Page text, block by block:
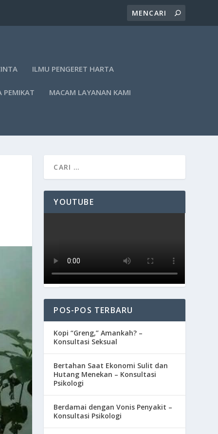
ILMU PENGERET HARTA
PEMIKAT MACAM LAYANAN KAMI
YOUTUBE
POS-POS TERBARU
Kopi “Greng,” Amankah? –
Konsultasi Seksual
Bertahan Saat Ekonomi Sulit dan
Hutang Menekan – Konsultasi
Psikologi
Berdamai dengan Vonis Penyakit –
Konsultasi Psikologi